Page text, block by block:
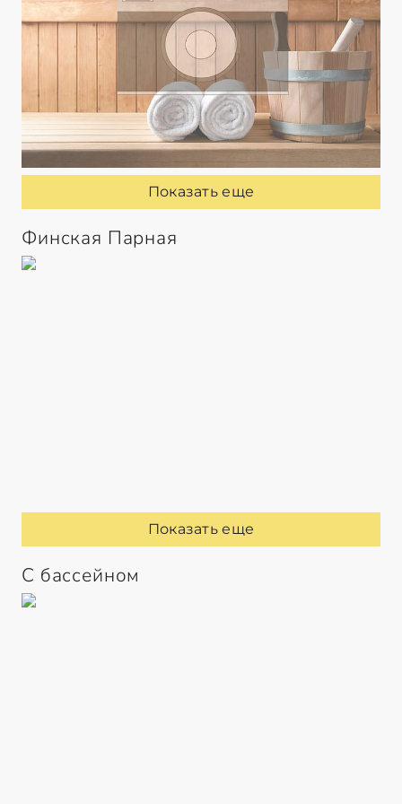
Показать еще
Финская Парная
Показать еще
С бассейном